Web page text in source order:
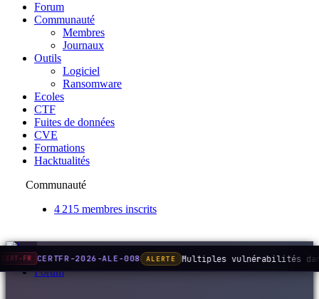
Forum
Communauté
Membres
Journaux
Outils
Logiciel
Ransomware
Ecoles
CTF
Fuites de données
CVE
Formations
Hacktualités
Communauté
4 215 membres inscrits
Forum
CERT-FR CERTFR-2026-ALE-008 ALERTE Multiples vulnérabilités